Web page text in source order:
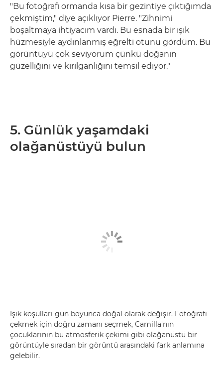
"Bu fotoğrafı ormanda kısa bir gezintiye çıktığımda
çekmiştim," diye açıklıyor Pierre. "Zihnimi
boşaltmaya ihtiyacım vardı. Bu esnada bir ışık
hüzmesiyle aydınlanmış eğrelti otunu gördüm. Bu
görüntüyü çok seviyorum çünkü doğanın
güzelliğini ve kırılganlığını temsil ediyor."
5. Günlük yaşamdaki
olağanüstüyü bulun
Işık koşulları gün boyunca doğal olarak değişir. Fotoğrafı
çekmek için doğru zamanı seçmek, Camilla'nın
çocuklarının bu atmosferik çekimi gibi olağanüstü bir
görüntüyle sıradan bir görüntü arasındaki fark anlamına
gelebilir.